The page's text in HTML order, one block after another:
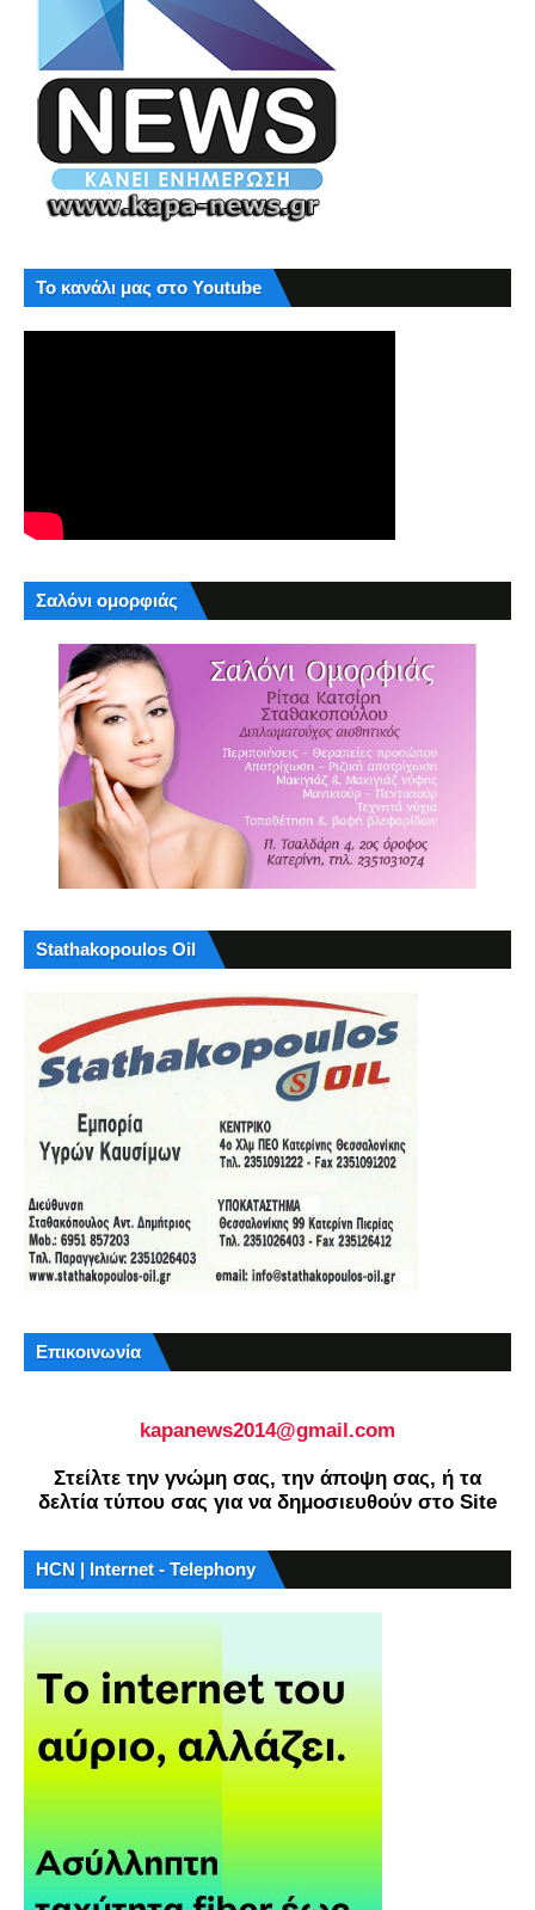
Το κανάλι μας στο Youtube
Σαλόνι ομορφιάς
Stathakopoulos Oil
Επικοινωνία
kapanews2014@gmail.com
Στείλτε την γνώμη σας, την άποψη σας, ή τα
δελτία τύπου σας για να δημοσιευθούν στο Site
HCN | Internet - Telephony